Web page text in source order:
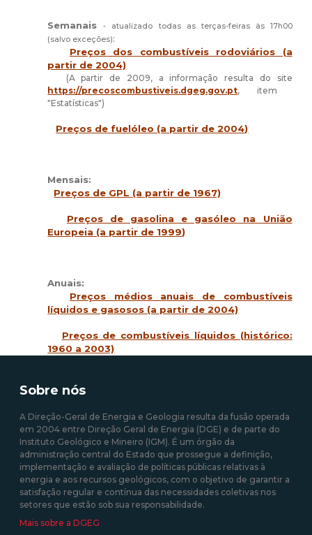
Semanais- atualizado todas as terças-feiras às 17h00
(salvo exceções):
Preços dos combustíveis rodoviários (a
partir de 2004)
(A partir de 2009, a informação resulta do site
https://precoscombustiveis.dgeg.gov.pt, item
"Estatísticas")
Preços de fuelóleo (a partir de 2004)
Mensais:
Preços de GPL (a partir de 1967)
Preços de gasolina e gasóleo na União
Europeia (a partir de 1999)
Anuais:
Preços médios anuais de combustíveis
líquidos e gasosos (a partir de 2004)
Preços de combustíveis líquidos (histórico:
1960 a 2003)
Sobre nós
A Direção-Geral de Energia e Geologia resulta da fusão operada
em 2004 entre Direção Geral de Energia (DGE) e de parte do
Instituto Geológico e Mineiro (IGM). É um órgão da
administração central do Estado que prossegue a definição,
implementação e avaliação de políticas públicas relativas à
energia e aos recursos geológicos, com o objetivo de garantir a
satisfação regular e contínua das necessidades coletivas nos
setores que estão sob sua responsabilidade.
Mais sobre a DGEG